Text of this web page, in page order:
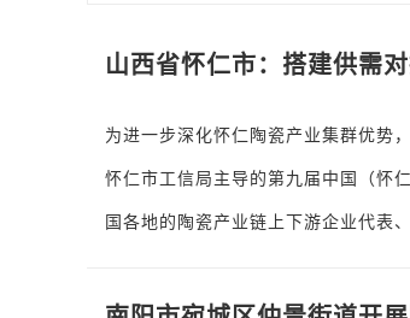
山西省怀仁市：搭建供需
为进一步深化怀仁陶瓷产业集群优势
怀仁市工信局主导的第九届中国（怀
国各地的陶瓷产业链上下游企业代表